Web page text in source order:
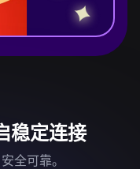
稳定连接
全可靠。